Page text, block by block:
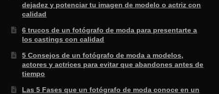
dejadez y potenciar tu imagen de modelo o actriz con
calidad
6 trucos de un fotógrafo de moda para presentarte a
los castings con calidad
5 Consejos de un fotógrafo de moda a modelos,
actores y actrices para evitar que abandones antes de
tiempo
Las 5 Fases que un fotógrafo de moda conoce en un